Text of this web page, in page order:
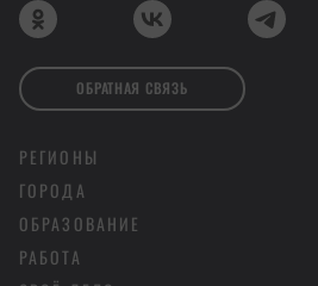
РЕГИОНЫ
ГОРОДА
ОБРАЗОВАНИЕ
РАБОТА
ОБРАТНАЯ СВЯЗЬ